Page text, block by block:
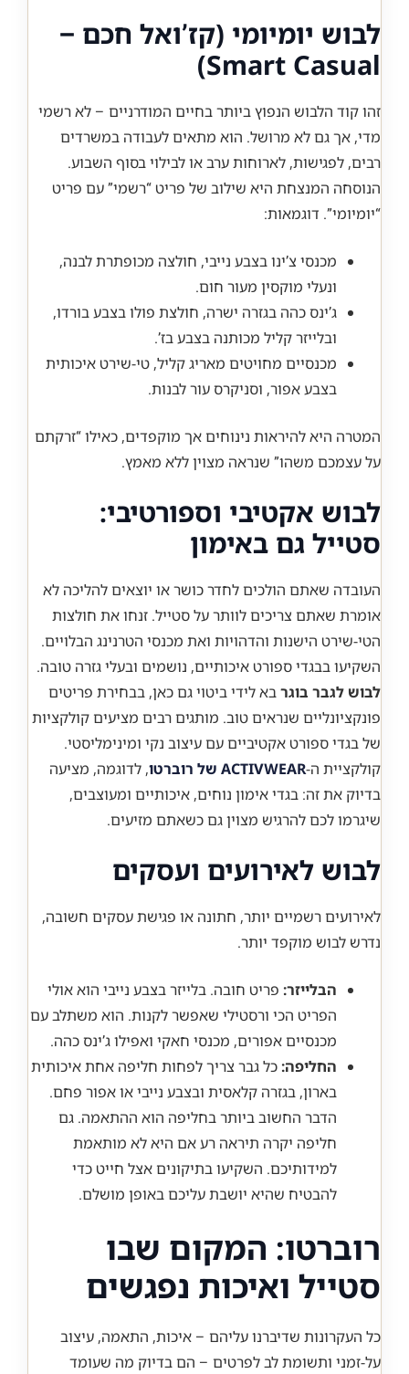
לבוש יומיומי (קז’ואל חכם –
Smart Casual)
זהו קוד הלבוש הנפוץ ביותר בחיים המודרניים – לא רשמי
מדי, אך גם לא מרושל. הוא מתאים לעבודה במשרדים
רבים, לפגישות, לארוחות ערב או לבילוי בסוף השבוע.
הנוסחה המנצחת היא שילוב של פריט “רשמי” עם פריט
“יומיומי”. דוגמאות:
מכנסי צ’ינו בצבע נייבי, חולצה מכופתרת לבנה,
ונעלי מוקסין מעור חום.
ג’ינס כהה בגזרה ישרה, חולצת פולו בצבע בורדו,
ובלייזר קליל מכותנה בצבע בז’.
מכנסיים מחויטים מאריג קליל, טי-שירט איכותית
בצבע אפור, וסניקרס עור לבנות.
המטרה היא להיראות נינוחים אך מוקפדים, כאילו “זרקתם
על עצמכם משהו” שנראה מצוין ללא מאמץ.
לבוש אקטיבי וספורטיבי:
סטייל גם באימון
העובדה שאתם הולכים לחדר כושר או יוצאים להליכה לא
אומרת שאתם צריכים לוותר על סטייל. זנחו את חולצות
הטי-שירט הישנות והדהויות ואת מכנסי הטרנינג הבלויים.
השקיעו בבגדי ספורט איכותיים, נושמים ובעלי גזרה טובה.
לבוש לגבר בוגרבא לידי ביטוי גם כאן, בבחירת פריטים
פונקציונליים שנראים טוב. מותגים רבים מציעים קולקציות
של בגדי ספורט אקטיביים עם עיצוב נקי ומינימליסטי.
קולקציית ה-ACTIVWEAR של רוברטו
, לדוגמה, מציעה
בדיוק את זה: בגדי אימון נוחים, איכותיים ומעוצבים,
שיגרמו לכם להרגיש מצוין גם כשאתם מזיעים.
לבוש לאירועים ועסקים
לאירועים רשמיים יותר, חתונה או פגישת עסקים חשובה,
נדרש לבוש מוקפד יותר.
הבלייזר: פריט חובה. בלייזר בצבע נייבי הוא אולי
הפריט הכי ורסטילי שאפשר לקנות. הוא משתלב עם
מכנסיים אפורים, מכנסי חאקי ואפילו ג’ינס כהה.
החליפה: כל גבר צריך לפחות חליפה אחת איכותית
בארון, בגזרה קלאסית ובצבע נייבי או אפור פחם.
הדבר החשוב ביותר בחליפה הוא ההתאמה. גם
חליפה יקרה תיראה רע אם היא לא מותאמת
למידותיכם. השקיעו בתיקונים אצל חייט כדי
להבטיח שהיא יושבת עליכם באופן מושלם.
רוברטו: המקום שבו
סטייל ואיכות נפגשים
כל העקרונות שדיברנו עליהם – איכות, התאמה, עיצוב
על-זמני ותשומת לב לפרטים – הם בדיוק מה שעומד